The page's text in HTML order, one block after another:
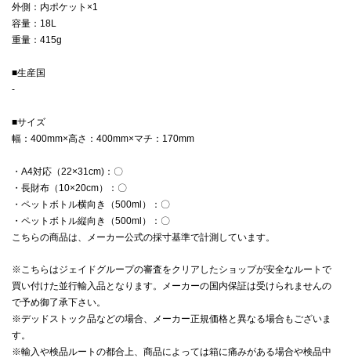
外側：内ポケット×1
容量：18L
重量：415g
■生産国
-
■サイズ
幅：400mm×高さ：400mm×マチ：170mm
・A4対応（22×31cm)：〇
・長財布（10×20cm）：〇
・ペットボトル横向き（500ml）：〇
・ペットボトル縦向き（500ml）：〇
こちらの商品は、メーカー公式の採寸基準で計測しています。
※こちらはジェイドグループの審査をクリアしたショップが安全なルートで
買い付けた並行輸入品となります。メーカーの国内保証は受けられませんの
で予め御了承下さい。
※デッドストック品などの場合、メーカー正規価格と異なる場合もございま
す。
※輸入や検品ルートの都合上、商品によっては箱に痛みがある場合や検品中